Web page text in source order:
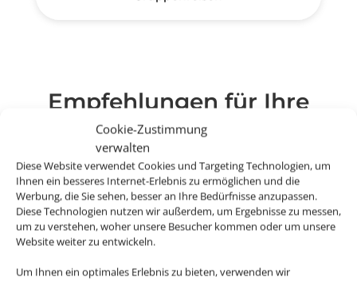
Cookie-Zustimmung
verwalten
Diese Website verwendet Cookies und Targeting Technologien, um
Ihnen ein besseres Internet-Erlebnis zu ermöglichen und die
Werbung, die Sie sehen, besser an Ihre Bedürfnisse anzupassen.
Diese Technologien nutzen wir außerdem, um Ergebnisse zu messen,
um zu verstehen, woher unsere Besucher kommen oder um unsere
Website weiter zu entwickeln.
Um Ihnen ein optimales Erlebnis zu bieten, verwenden wir
Empfehlungen für Ihre
Reise
Sinnvolle Extras, die oft dazu gebucht werden.